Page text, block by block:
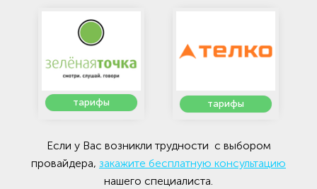
тарифы тарифы
Если у Вас возникли трудности с выбором
провайдера, закажите бесплатную консультацию
нашего специалиста.